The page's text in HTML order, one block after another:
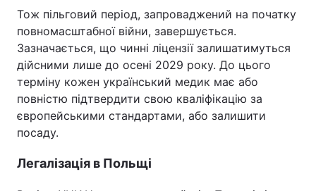
Тож пільговий період, запроваджений на початку
повномасштабної війни, завершується.
Зазначається, що чинні ліцензії залишатимуться
дійсними лише до осені 2029 року. До цього
терміну кожен український медик має або
повністю підтвердити свою кваліфікацію за
європейськими стандартами, або залишити
посаду.
Легалізація в Польщі